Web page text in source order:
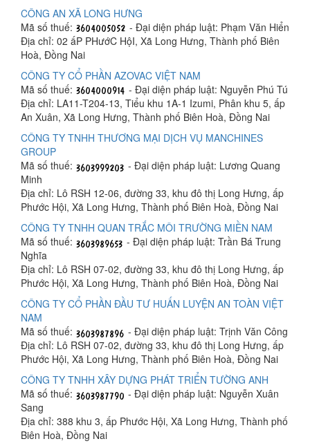
CÔNG AN XÃ LONG HƯNG
Mã số thuế:
- Đại diện pháp luật: Phạm Văn Hiển
Địa chỉ: 02 ấP PHướC HộI, Xã Long Hưng, Thành phố Biên
Hoà, Đồng Nai
CÔNG TY CỔ PHẦN AZOVAC VIỆT NAM
Mã số thuế:
- Đại diện pháp luật: Nguyễn Phú Tú
Địa chỉ: LA11-T204-13, Tiểu khu 1A-1 Izumi, Phân khu 5, ấp
An Xuân, Xã Long Hưng, Thành phố Biên Hoà, Đồng Nai
CÔNG TY TNHH THƯƠNG MẠI DỊCH VỤ MANCHINES
GROUP
Mã số thuế:
- Đại diện pháp luật: Lương Quang
Minh
Địa chỉ: Lô RSH 12-06, đường 33, khu đô thị Long Hưng, ấp
Phước Hội, Xã Long Hưng, Thành phố Biên Hoà, Đồng Nai
CÔNG TY TNHH QUAN TRẮC MÔI TRƯỜNG MIỀN NAM
Mã số thuế:
- Đại diện pháp luật: Trần Bá Trung
Nghĩa
Địa chỉ: Lô RSH 07-02, đường 33, khu đô thị Long Hưng, ấp
Phước Hội, Xã Long Hưng, Thành phố Biên Hoà, Đồng Nai
CÔNG TY CỔ PHẦN ĐẦU TƯ HUẤN LUYỆN AN TOÀN VIỆT
NAM
Mã số thuế:
- Đại diện pháp luật: Trịnh Văn Công
Địa chỉ: Lô RSH 07-02, đường 33, khu đô thị Long Hưng, ấp
Phước Hội, Xã Long Hưng, Thành phố Biên Hoà, Đồng Nai
CÔNG TY TNHH XÂY DỰNG PHÁT TRIỂN TƯỜNG ANH
Mã số thuế:
- Đại diện pháp luật: Nguyễn Xuân
Sang
Địa chỉ: 388 khu 3, ấp Phước Hội, Xã Long Hưng, Thành phố
Biên Hoà, Đồng Nai